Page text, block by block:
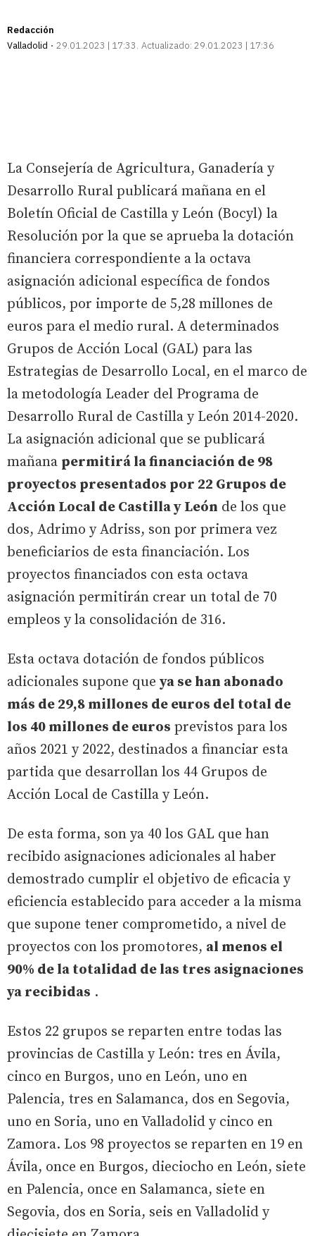
Redacción
Valladolid
29.01.2023 | 17:33 Actualizado: 29.01.2023 | 17:36
La Consejería de Agricultura, Ganadería y
Desarrollo Rural publicará mañana en el
Boletín Oficial de Castilla y León (Bocyl) la
Resolución por la que se aprueba la dotación
financiera correspondiente a la octava
asignación adicional específica de fondos
públicos, por importe de 5,28 millones de
euros para el medio rural. A determinados
Grupos de Acción Local (GAL) para las
Estrategias de Desarrollo Local, en el marco de
la metodología Leader del Programa de
Desarrollo Rural de Castilla y León 2014-2020.
La asignación adicional que se publicará
mañana permitirá la financiación de 98
proyectos presentados por 22 Grupos de
Acción Local de Castilla y León de los que
dos, Adrimo y Adriss, son por primera vez
beneficiarios de esta financiación. Los
proyectos financiados con esta octava
asignación permitirán crear un total de 70
empleos y la consolidación de 316.
Esta octava dotación de fondos públicos
adicionales supone que ya se han abonado
más de 29,8 millones de euros del total de
los 40 millones de euros previstos para los
años 2021 y 2022, destinados a financiar esta
partida que desarrollan los 44 Grupos de
Acción Local de Castilla y León.
De esta forma, son ya 40 los GAL que han
recibido asignaciones adicionales al haber
demostrado cumplir el objetivo de eficacia y
eficiencia establecido para acceder a la misma
que supone tener comprometido, a nivel de
proyectos con los promotores, al menos el
90% de la totalidad de las tres asignaciones
ya recibidas .
Estos 22 grupos se reparten entre todas las
provincias de Castilla y León: tres en Ávila,
cinco en Burgos, uno en León, uno en
Palencia, tres en Salamanca, dos en Segovia,
uno en Soria, uno en Valladolid y cinco en
Zamora. Los 98 proyectos se reparten en 19 en
Ávila, once en Burgos, dieciocho en León, siete
en Palencia, once en Salamanca, siete en
Segovia, dos en Soria, seis en Valladolid y